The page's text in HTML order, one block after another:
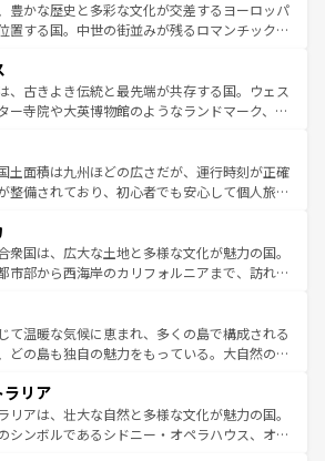
性で訪れる人を魅了する。 なお、新着のスペイン情報は コ
覧を参照してほしい。
いビーチ、そして豊かな自然が、訪れる者を心
る。また、フランスは美食の国としても知ら
ンパンの発祥地であるランス、プロヴァンスの
ベンダー畑など、多彩な楽しみ方が可能だ。さ
以外の地域にも魅力が溢れており、どの街角に
足を運ぶとそれぞれで全く異なる文化を体験で
きるだろう。 なお、新着のフランス情報はコンテンツ一覧
ほしい。
豊かな歴史と多彩な文化が交差するヨーロッパ
置する国。中世の街並みが残るロマンチック街
の国は、どこを歩いても飽きることがない。ベ
化的活気、バイエルン州のアルプスの絶景、そ
川沿いのワイン畑といった風景は必見。ビール
な人にはぜひ体験してほしい。 なお、新着の
はコンテンツ一覧を参照してほしい。
、古きよき伝統と最先端が共存する国。ウェス
ー寺院や大英博物館のようなランドマーク、歴
異なる魅力がある。また、優雅なアフタヌーン
ール好きにはたまらない英国パブ、サッカー観
場だからこそできる体験も豊富。イギリスを旅
参照してほしい。
土面積は九州ほどの広さだが、運行時刻が正確
整備されており、初心者でも安心して個人旅行
のまま残る町や、スイスならではのユニークな
り、アルプス観光だけでなく町歩きも満喫する
る。国民の所得が高いため物価も高いが、旅行
無料で観光を楽しむこともできる。 なお、新
情報はコンテンツ一覧 を参照してほしい。
衆国は、広大な土地と多様な文化が魅力の国。
市部から西海岸のカリフォルニアまで、訪れる
大都市は、観光、ショッピング、エンターテイ
詰まった刺激的なスポットだ。一方、アメリカ
自然が広がり、グランドキャニオンやイエロー
オーリンズでは、音楽と美食が融合した独特の
。旅行者はアメリカの各地域で異なる魅力を楽
、その多様性と豊かな歴史を感じることができ
て温暖な気候に恵まれ、多くの島で構成される
どの島も独自の魅力をもっている。大自然の神
逃せない。また、定番の観光地といえばオアフ
かな自然を求めるならマウイ島やカウアイ島が
エメラルドグリーンに輝く海をはじめ、豊かな
ラリア
リアは、壮大な自然と多様な文化が魅力の国。
シンボルであるシドニー・オペラハウス、オー